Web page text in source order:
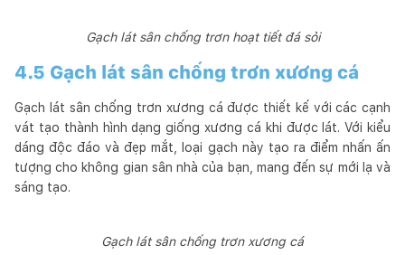
Gạch lát sân chống trơn hoạt tiết đá sỏi
4.5 Gạch lát sân chống trơn xương cá
Gạch lát sân chống trơn xương cá được thiết kế với các cạnh
vát tạo thành hình dạng giống xương cá khi được lát. Với kiểu
dáng độc đáo và đẹp mắt, loại gạch này tạo ra điểm nhấn ấn
tượng cho không gian sân nhà của bạn, mang đến sự mới lạ và
sáng tạo.
Gạch lát sân chống trơn xương cá